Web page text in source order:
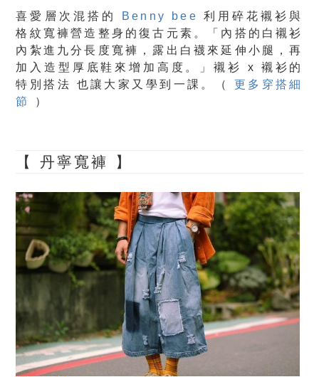
喜愛層次混搭的 Benny bee
利用碎花襯衫與
格紋寬褲營造整身的復古元素。「內搭的白襯衫
內紮進九分長度寬褲，露出白襪來延伸小腿，再
加入造型厚底鞋來增加高度。」襯衫 x 襯衫的
特別搭法 也讓大家又學到一課。（ 更多穿搭細
節
）
【 丹寧寬褲 】